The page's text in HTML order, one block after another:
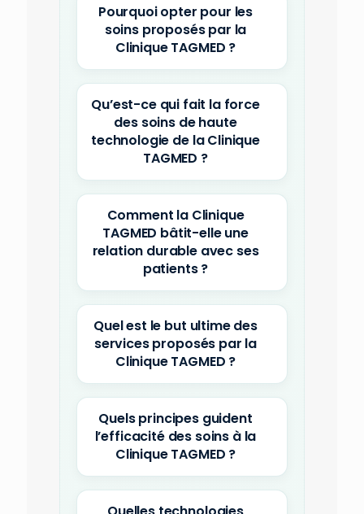
Pourquoi opter pour les
soins proposés par la
Clinique TAGMED ?
Qu’est-ce qui fait la force
des soins de haute
technologie de la Clinique
TAGMED ?
Comment la Clinique
TAGMED bâtit-elle une
relation durable avec ses
patients ?
Quel est le but ultime des
services proposés par la
Clinique TAGMED ?
Quels principes guident
l’efficacité des soins à la
Clinique TAGMED ?